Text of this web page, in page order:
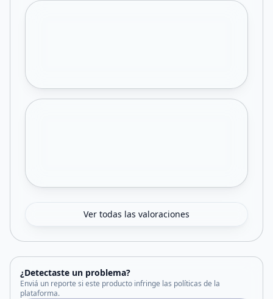
Ver todas las valoraciones
¿Detectaste un problema?
Enviá un reporte si este producto infringe las políticas de la
plataforma.